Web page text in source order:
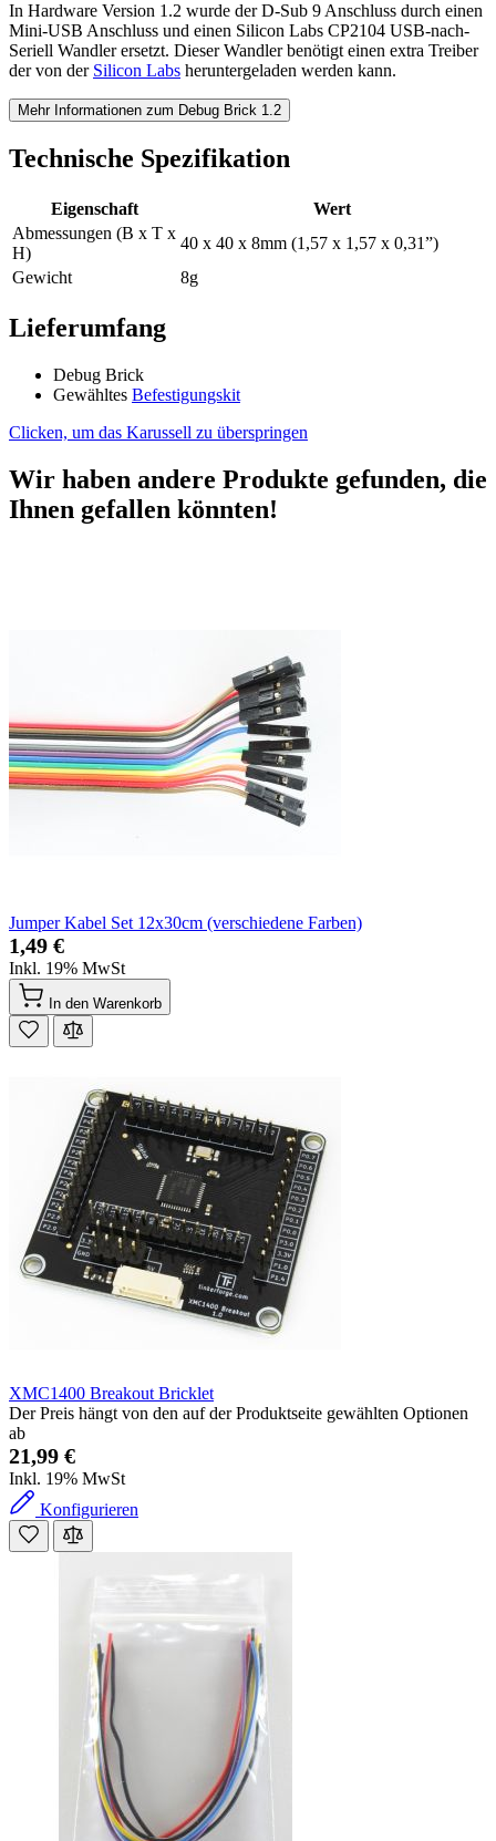
In Hardware Version 1.2 wurde der D-Sub 9 Anschluss durch einen
Mini-USB Anschluss und einen Silicon Labs CP2104 USB-nach-
Seriell Wandler ersetzt. Dieser Wandler benötigt einen extra Treiber
der von der Silicon Labs heruntergeladen werden kann.
Mehr Informationen zum Debug Brick 1.2
Technische Spezifikation
Eigenschaft
Wert
Abmessungen (B x T x
H)
40 x 40 x 8mm (1,57 x 1,57 x 0,31”)
Gewicht
8g
Lieferumfang
Debug Brick
Gewähltes Befestigungskit
Clicken, um das Karussell zu überspringen
Wir haben andere Produkte gefunden, die
Ihnen gefallen könnten!
Jumper Kabel Set 12x30cm (verschiedene Farben)
1,49 €
Inkl. 19% MwSt
In den Warenkorb
XMC1400 Breakout Bricklet
Der Preis hängt von den auf der Produktseite gewählten Optionen
ab
21,99 €
Inkl. 19% MwSt
Konfigurieren